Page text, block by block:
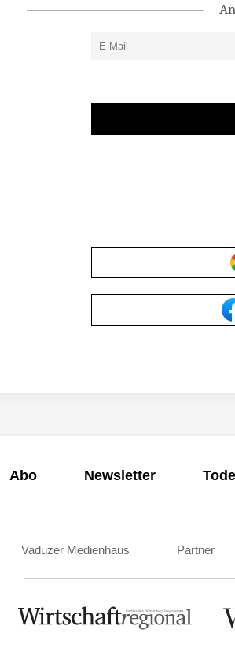
Abo Newsletter
Vaduzer Medienhaus Partner